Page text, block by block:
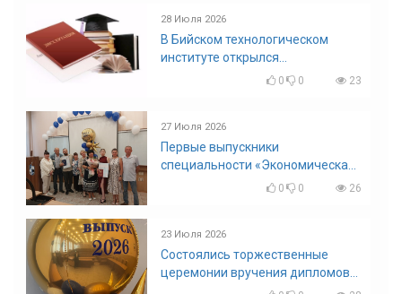
28 Июля 2026
В Бийском технологическом
институте открылся
диссертационный совет!
0 0 23
27 Июля 2026
Первые выпускники
специальности «Экономическая
0 0 26
23 Июля 2026
Состоялись торжественные
церемонии вручения дипломов